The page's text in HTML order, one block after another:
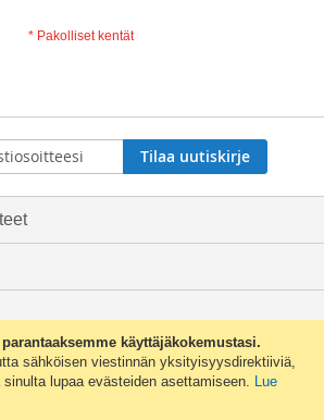
käyttäjäkokemustasi.
sähköisen viestinnän yksityisyysdirektiiviä,
lupaa evästeiden asettamiseen. Lue
Tilaa uutiskirje